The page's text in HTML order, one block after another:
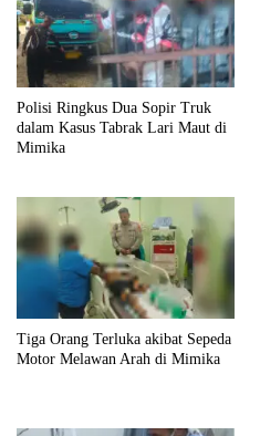
Polisi Ringkus Dua Sopir Truk
dalam Kasus Tabrak Lari Maut di
Mimika
Tiga Orang Terluka akibat Sepeda
Motor Melawan Arah di Mimika